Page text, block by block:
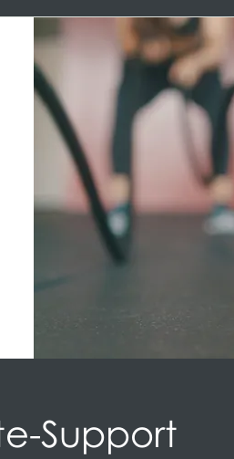
Support